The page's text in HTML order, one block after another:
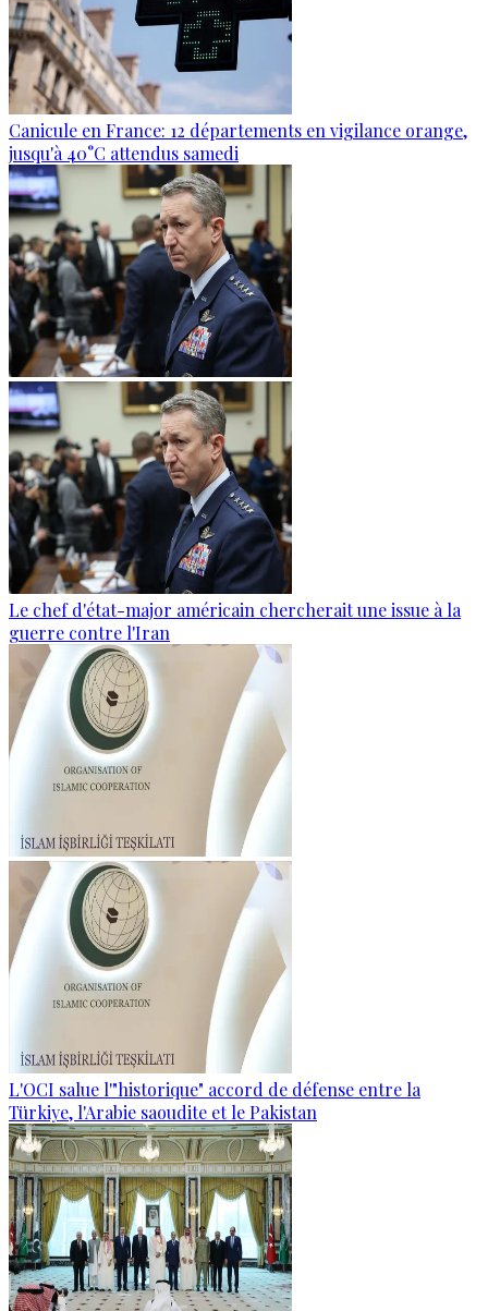
Canicule en France: 12 départements en vigilance orange,
jusqu'à 40°C attendus samedi
Le chef d'état-major américain chercherait une issue à la
guerre contre l'Iran
L'OCI salue l'"historique" accord de défense entre la
Türkiye, l'Arabie saoudite et le Pakistan